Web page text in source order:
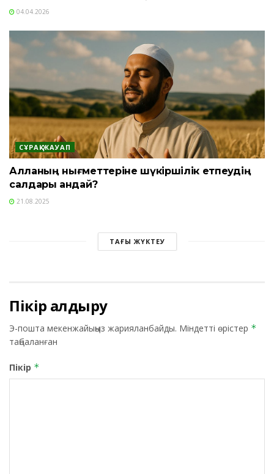
04.04.2026
СҰРАҚ-ЖАУАП
Алланың нығметтеріне шүкіршілік етпеудің
салдары қандай?
21.08.2025
ТАҒЫ ЖҮКТЕУ
Пікір қалдыру
Э-пошта мекенжайыңыз жарияланбайды. Міндетті өрістер *
таңбаланған
Пікір *